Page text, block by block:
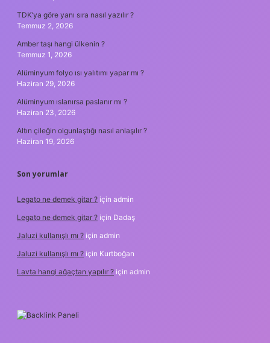
TDK’ya göre yanı sıra nasıl yazılır ?
Temmuz 2, 2026
Amber taşı hangi ülkenin ?
Temmuz 1, 2026
Alüminyum folyo ısı yalıtımı yapar mı ?
Haziran 29, 2026
Alüminyum ıslanırsa paslanır mı ?
Haziran 23, 2026
Altın çileğin olgunlaştığı nasıl anlaşılır ?
Haziran 19, 2026
Son yorumlar
Legato ne demek gitar ? için admin
Legato ne demek gitar ? için Dadaş
Jaluzi kullanışlı mı ? için admin
Jaluzi kullanışlı mı ? için Kurtboğan
Lavta hangi ağaçtan yapılır ? için admin